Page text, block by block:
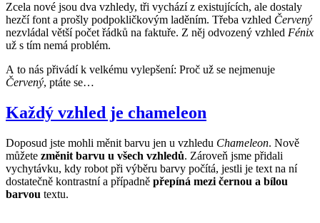
Zcela nové jsou dva vzhledy, tři vychází z existujících, ale dostaly
hezčí font a prošly podpokličkovým laděním. Třeba vzhled Červený
nezvládal větší počet řádků na faktuře. Z něj odvozený vzhled Fénix
už s tím nemá problém.
A to nás přivádí k velkému vylepšení: Proč už se nejmenuje
Červený, ptáte se…
Každý vzhled je chameleon
Doposud jste mohli měnit barvu jen u vzhledu Chameleon. Nově
můžete změnit barvu u všech vzhledů. Zároveň jsme přidali
vychytávku, kdy robot při výběru barvy počítá, jestli je text na ní
dostatečně kontrastní a případně přepíná mezi černou a bílou
barvou textu.